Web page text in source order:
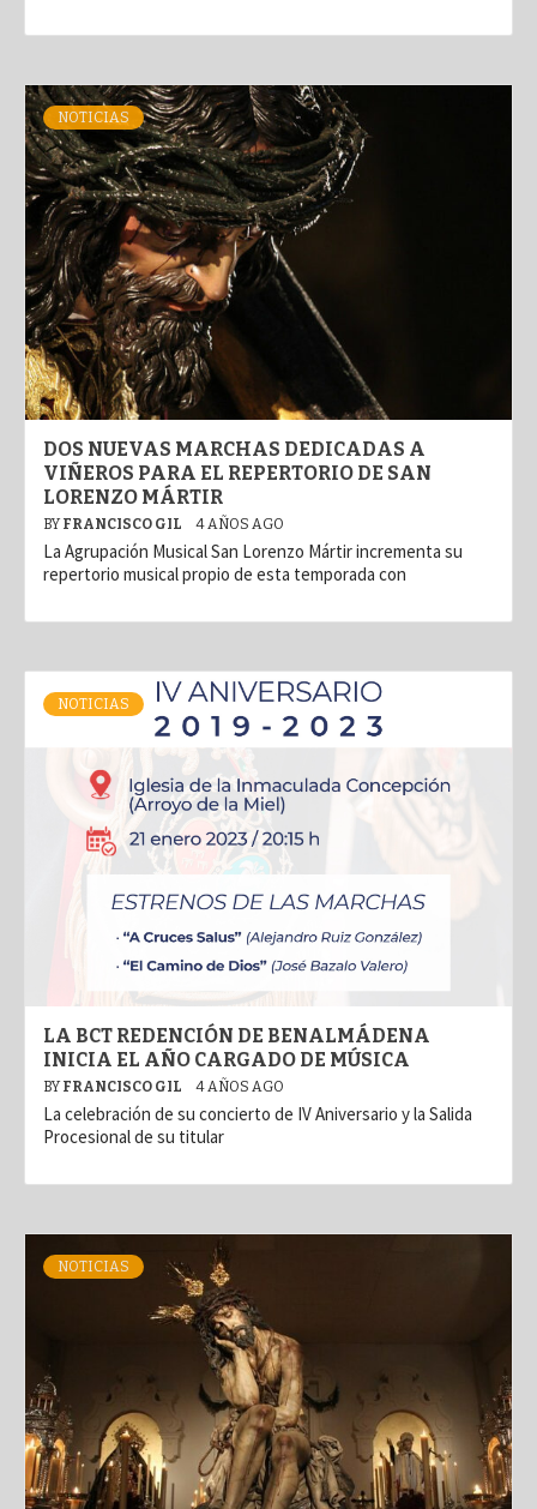
NOTICIAS
DOS NUEVAS MARCHAS DEDICADAS A
VIÑEROS PARA EL REPERTORIO DE SAN
LORENZO MÁRTIR
BY FRANCISCO GIL 4 AÑOS AGO
La Agrupación Musical San Lorenzo Mártir incrementa su
repertorio musical propio de esta temporada con
NOTICIAS
LA BCT REDENCIÓN DE BENALMÁDENA
INICIA EL AÑO CARGADO DE MÚSICA
BY FRANCISCO GIL 4 AÑOS AGO
La celebración de su concierto de IV Aniversario y la Salida
Procesional de su titular
NOTICIAS